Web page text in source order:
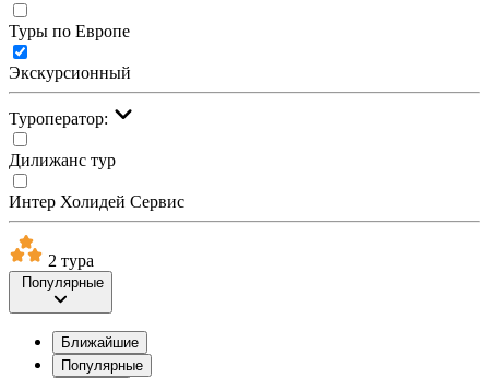
Туры по Европе
Экскурсионный
Туроператор:
Дилижанс тур
Интер Холидей Сервис
2 тура
Популярные
Ближайшие
Популярные